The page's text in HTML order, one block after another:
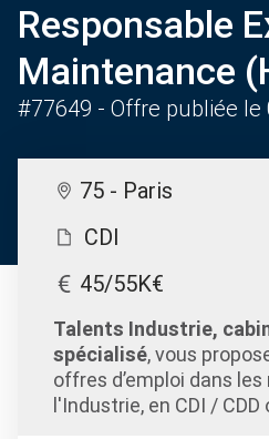
Responsable
Maintenance
#77649 - Offre publiée le
75 - Paris
CDI
45/55K€
Talents Industrie,
spécialisé, vous
offres d’emploi dans
l'Industrie, en CDI /